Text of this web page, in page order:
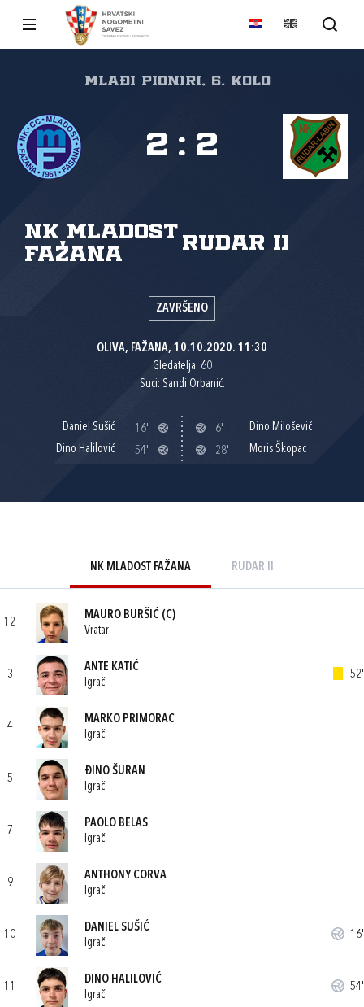
MLAĐI PIONIRI, 6. kolo
NK Mladost
Fažana
Rudar II
2 : 2
ZAVRŠENO
OLIVA, FAŽANA, 10.10.2020. 11:30
Gledatelja: 60
Suci: Sandi Orbanić.
Daniel Sušić
16'
Dino Halilović
54'
6'
Dino Milošević
28'
Moris Škopac
NK MLADOST FAŽANA RUDAR II
12
MAURO BURŠIĆ (C)
Vratar
3
ANTE KATIĆ
Igrač
52'
4
MARKO PRIMORAC
Igrač
5
ĐINO ŠURAN
Igrač
7
PAOLO BELAS
Igrač
9
ANTHONY CORVA
Igrač
10
DANIEL SUŠIĆ
Igrač
16'
11
DINO HALILOVIĆ
Igrač
54'